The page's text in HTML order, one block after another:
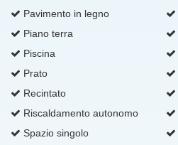
Pavimento in legno
Piano terra
Piscina
Prato
Recintato
Riscaldamento autonomo
Spazio singolo